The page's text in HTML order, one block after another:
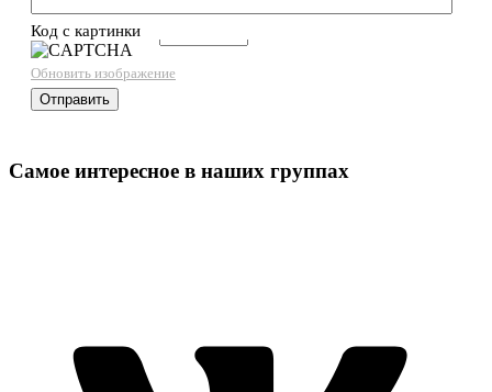
Код с картинки→
Обновить изображение
Самое интересное в наших группах